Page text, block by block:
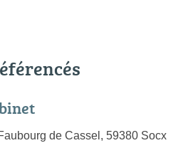
de Cassel, 59380 Socx